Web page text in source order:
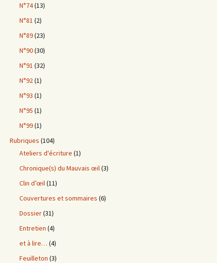
N°74(13)
N°81 (2)
N°89(23)
N°90(30)
N°91 (32)
N°92(1)
N°93 (1)
N°95 (1)
N°99(1)
Rubriques (104)
Ateliers d'écriture (1)
Chronique(s) du Mauvais œil(3)
Clin d’œil(11)
Couvertures et sommaires (6)
Dossier(31)
Entretien (4)
et à lire… (4)
Feuilleton (3)